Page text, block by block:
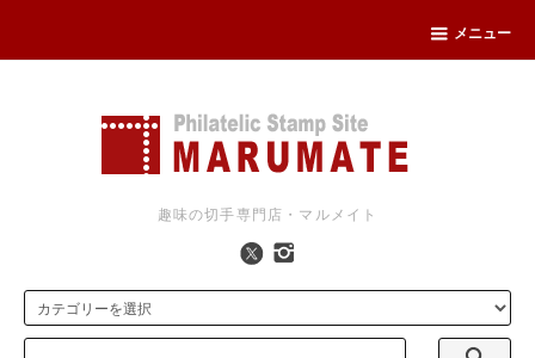
メニュー
趣味の切手専門店・マルメイト